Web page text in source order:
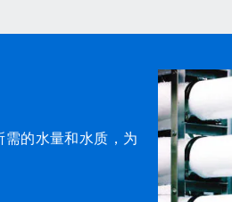
的水量和水质，为